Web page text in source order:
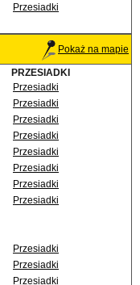
Przesiadki
Pokaż na mapie
PRZESIADKI
Przesiadki
Przesiadki
Przesiadki
Przesiadki
Przesiadki
Przesiadki
Przesiadki
Przesiadki
Przesiadki
Przesiadki
Przesiadki